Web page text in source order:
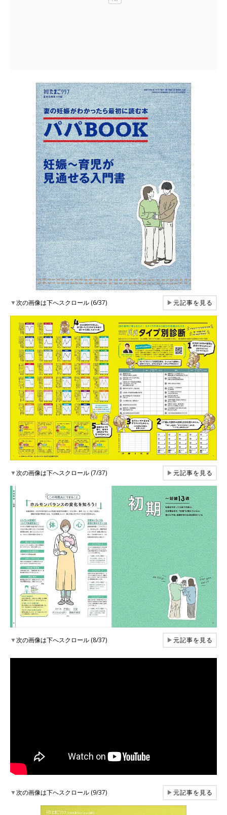
▼次の画像は下へスクロール (6/37) ▶元記事を見る
▼次の画像は下へスクロール (7/37) ▶元記事を見る
▼次の画像は下へスクロール (8/37) ▶元記事を見る
▼次の画像は下へスクロール (9/37) ▶元記事を見る